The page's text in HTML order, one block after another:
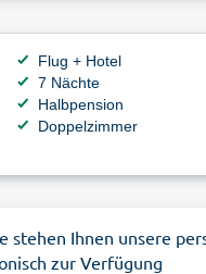
Flug + Hotel
7 Nächte
Halbpension
Doppelzimmer
stehen Ihnen unsere
zur Verfügung